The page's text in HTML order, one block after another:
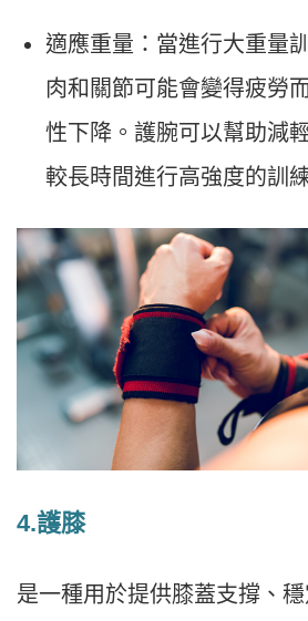
適應重量：當進行大重量
肉和關節可能會變得疲勞
性下降。護腕可以幫助減
較長時間進行高強度的訓
4.護膝
是一種用於提供膝蓋支撐、